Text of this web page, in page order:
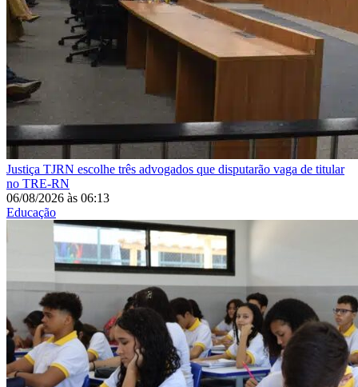
Justiça TJRN escolhe três advogados que disputarão vaga de titular
no TRE-RN
06/08/2026 às 06:13
Educação